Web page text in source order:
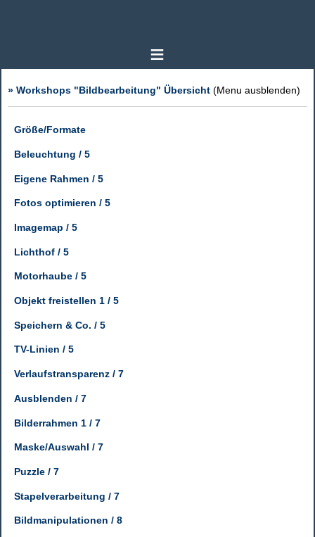
≡
» Workshops "Bildbearbeitung" Übersicht (Menu ausblenden)
Größe/Formate
Beleuchtung / 5
Eigene Rahmen / 5
Fotos optimieren / 5
Imagemap / 5
Lichthof / 5
Motorhaube / 5
Objekt freistellen 1 / 5
Speichern & Co. / 5
TV-Linien / 5
Verlaufstransparenz / 7
Ausblenden / 7
Bilderrahmen 1 / 7
Maske/Auswahl / 7
Puzzle / 7
Stapelverarbeitung / 7
Bildmanipulationen / 8